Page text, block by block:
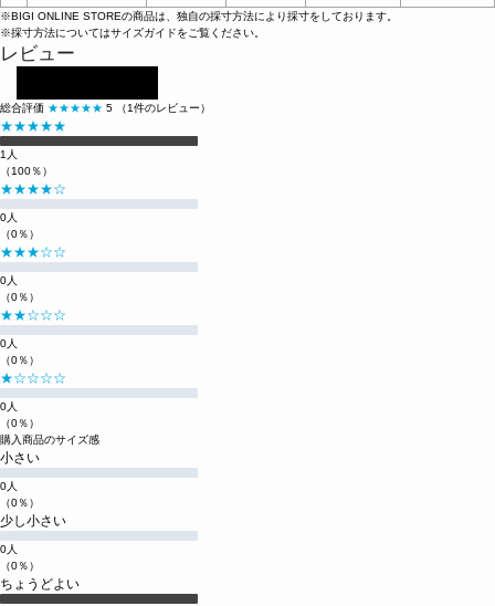
※BIGI ONLINE STOREの商品は、独自の採寸方法により採寸をしております。
※採寸方法についてはサイズガイドをご覧ください。
レビュー
総合評価 ★★★★★ 5 （1件のレビュー）
★★★★★
1人
（100％）
★★★★☆
0人
（0％）
★★★☆☆
0人
（0％）
★★☆☆☆
0人
（0％）
★☆☆☆☆
0人
（0％）
購入商品のサイズ感
小さい
0人
（0％）
少し小さい
0人
（0％）
ちょうどよい